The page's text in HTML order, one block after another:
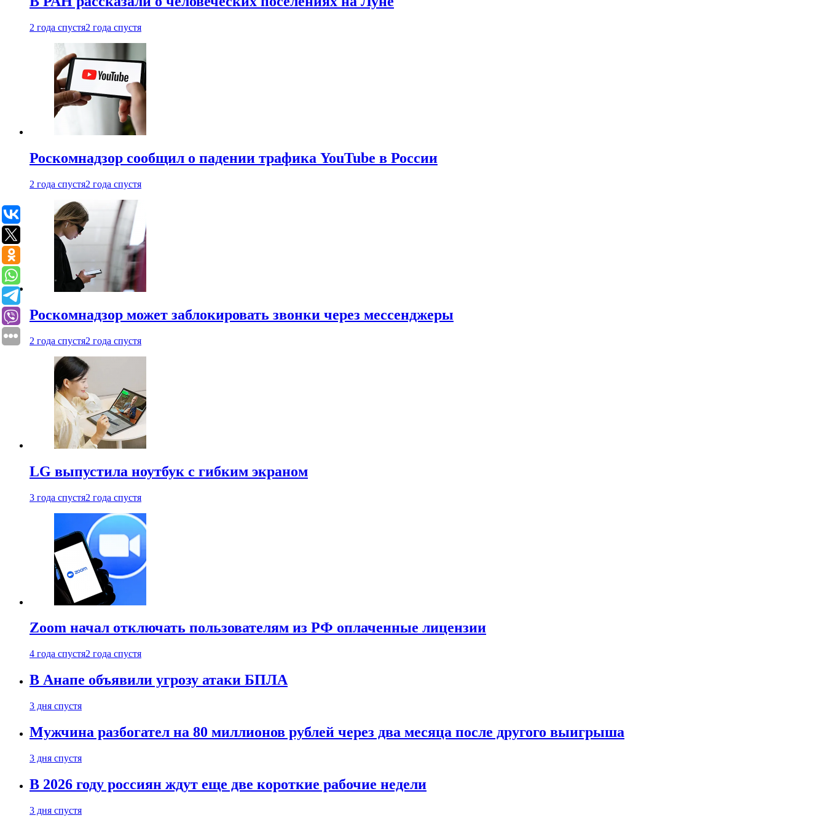
2 года спустя2 года спустя
Роскомнадзор сообщил о падении трафика YouTube в России
2 года спустя2 года спустя
Роскомнадзор может заблокировать звонки через мессенджеры
2 года спустя2 года спустя
LG выпустила ноутбук с гибким экраном
3 года спустя2 года спустя
Zoom начал отключать пользователям из РФ оплаченные лицензии
4 года спустя2 года спустя
В Анапе объявили угрозу атаки БПЛА
3 дня спустя
Мужчина разбогател на 80 миллионов рублей через два месяца после другого выигрыша
3 дня спустя
В 2026 году россиян ждут еще две короткие рабочие недели
3 дня спустя